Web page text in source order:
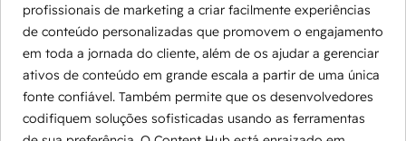
profissionais de marketing a criar facilmente experiências
de conteúdo personalizadas que promovem o engajamento
em toda a jornada do cliente, além de os ajudar a gerenciar
ativos de conteúdo em grande escala a partir de uma única
fonte confiável. Também permite que os desenvolvedores
codifiquem soluções sofisticadas usando as ferramentas